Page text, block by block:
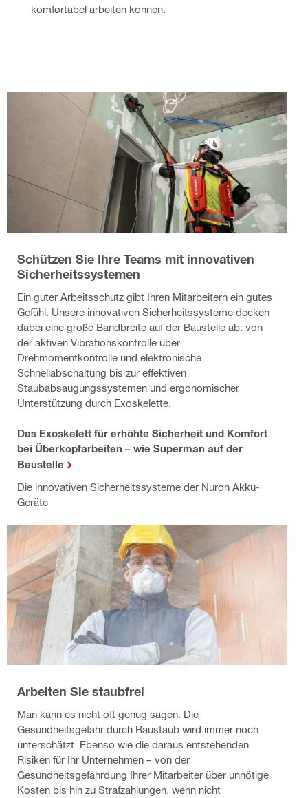
komfortabel arbeiten können.
Schützen Sie Ihre Teams mit innovativen
Sicherheitssystemen
Ein guter Arbeitsschutz gibt Ihren Mitarbeitern ein gutes
Gefühl. Unsere innovativen Sicherheitssysteme decken
dabei eine große Bandbreite auf der Baustelle ab: von
der aktiven Vibrationskontrolle über
Drehmomentkontrolle und elektronische
Schnellabschaltung bis zur effektiven
Staubabsaugungssystemen und ergonomischer
Unterstützung durch Exoskelette.
Das Exoskelett für erhöhte Sicherheit und Komfort
bei Überkopfarbeiten – wie Superman auf der
Baustelle
Die innovativen Sicherheitssysteme der Nuron Akku-
Geräte
Arbeiten Sie staubfrei
Man kann es nicht oft genug sagen: Die
Gesundheitsgefahr durch Baustaub wird immer noch
unterschätzt. Ebenso wie die daraus entstehenden
Risiken für Ihr Unternehmen – von der
Gesundheitsgefährdung Ihrer Mitarbeiter über unnötige
Kosten bis hin zu Strafzahlungen, wenn nicht